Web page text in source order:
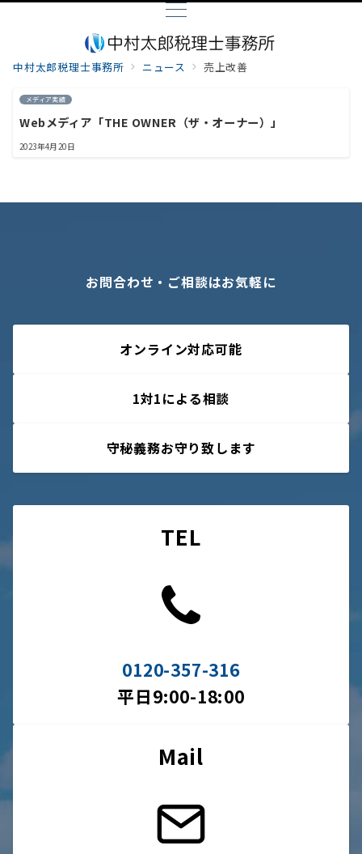
中村太郎税理士事務所 ニュース 売上改善
メディア実績
Webメディア「THE OWNER（ザ・オーナー）」
2023年4月20日
お問合わせ・ご相談はお気軽に
オンライン対応可能
1対1による相談
守秘義務お守り致します
TEL
0120-357-316
平日9:00-18:00
Mail